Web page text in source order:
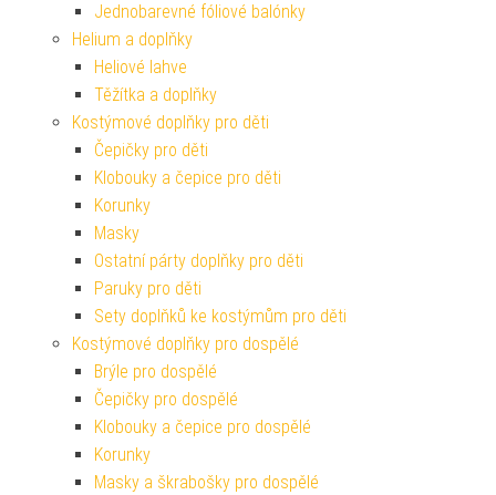
Jednobarevné fóliové balónky
Helium a doplňky
Heliové lahve
Těžítka a doplňky
Kostýmové doplňky pro děti
Čepičky pro děti
Klobouky a čepice pro děti
Korunky
Masky
Ostatní párty doplňky pro děti
Paruky pro děti
Sety doplňků ke kostýmům pro děti
Kostýmové doplňky pro dospělé
Brýle pro dospělé
Čepičky pro dospělé
Klobouky a čepice pro dospělé
Korunky
Masky a škrabošky pro dospělé